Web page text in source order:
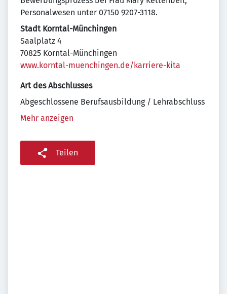
Personalwesen unter 07150 9207-3118.
Stadt Korntal-Münchingen
Saalplatz 4
70825 Korntal-Münchingen
www.korntal-muenchingen.de/karriere-kita
Art des Abschlusses
Abgeschlossene Berufsausbildung / Lehrabschluss
Mehr anzeigen
Teilen